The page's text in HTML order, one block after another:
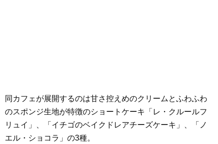
同カフェが展開するのは甘さ控えめのクリームとふわふわ
のスポンジ生地が特徴のショートケーキ「レ・クルールフ
リュイ」、「イチゴのベイクドレアチーズケーキ」、「ノ
エル・ショコラ」の3種。